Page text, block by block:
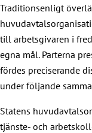
Traditionsenligt
till arbetsgivaren i
egna mål. Parterna
fördes preciserande
under följande
Statens
tjänste- och